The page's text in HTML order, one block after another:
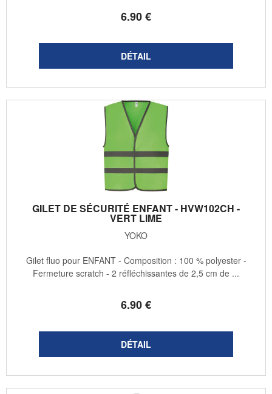
6.90€
GILET DE SÉCURITÉ ENFANT - HVW102CH -
VERT LIME
YOKO
6.90€
Gilet fluo pour ENFANT - Composition : 100 % polyester -
Fermeture scratch - 2 réfléchissantes de 2,5 cm de ...